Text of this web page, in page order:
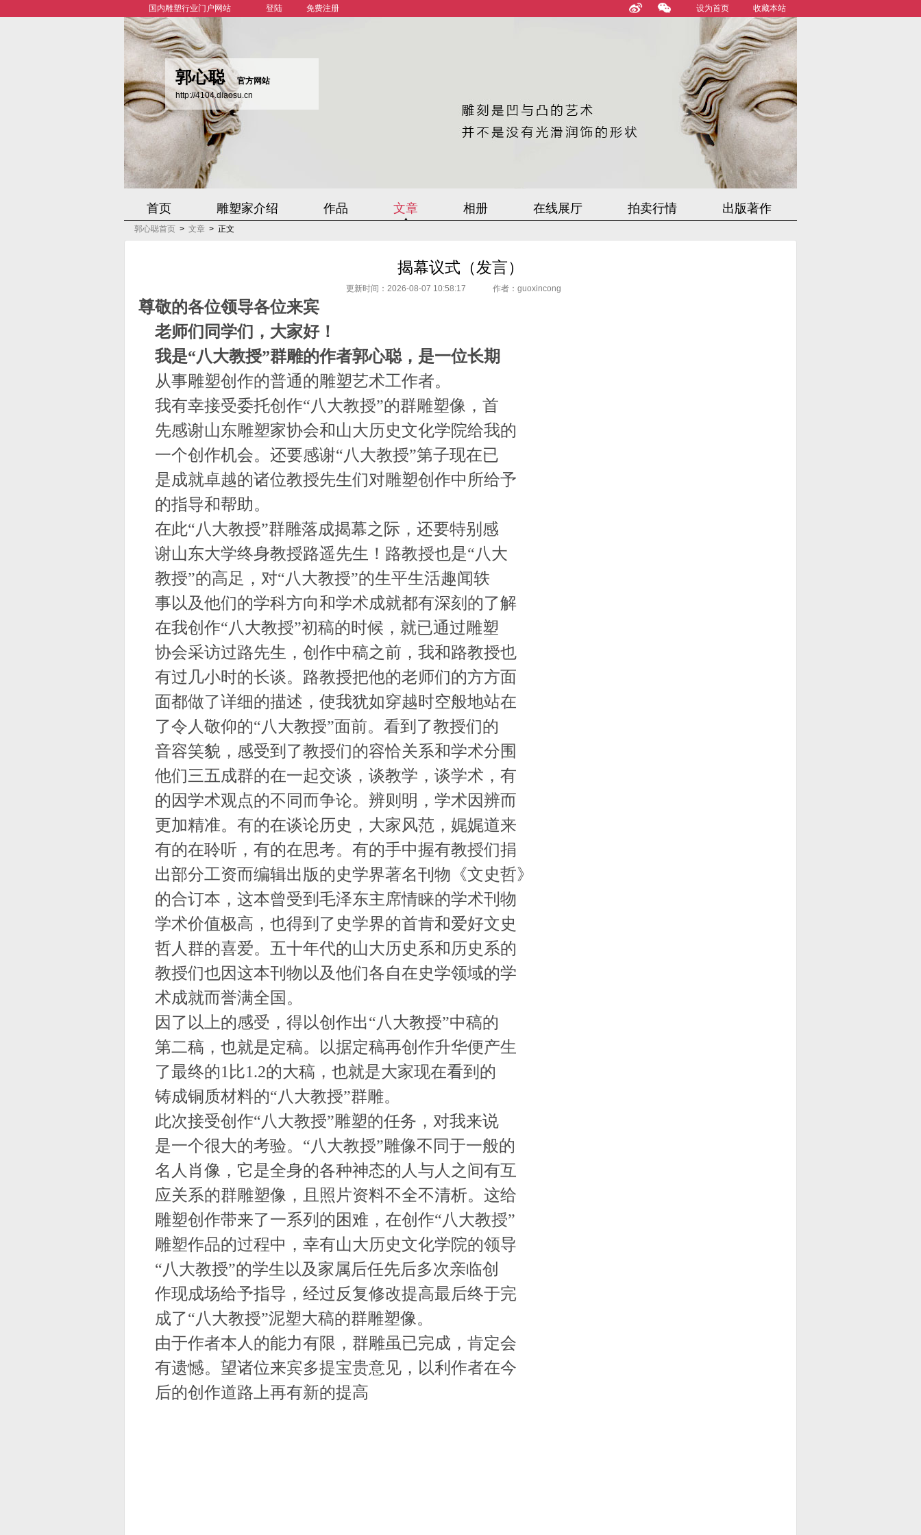
国内雕塑行业门户网站 登陆 免费注册 设为首页 收藏本站
郭心聪
官方网站
http://4104.diaosu.cn
首页 雕塑家介绍 作品 文章 相册 在线展厅 拍卖行情 出版著作
郭心聪首页 > 文章 > 正文
揭幕议式（发言）
更新时间：2026-08-07 10:58:17 作者：guoxincong
尊敬的各位领导各位来宾
老师们同学们，大家好！
我是“八大教授”群雕的作者郭心聪，是一位长期
从事雕塑创作的普通的雕塑艺术工作者。
我有幸接受委托创作“八大教授”的群雕塑像，首
先感谢山东雕塑家协会和山大历史文化学院给我的
一个创作机会。还要感谢“八大教授”第子现在已
是成就卓越的诸位教授先生们对雕塑创作中所给予
的指导和帮助。
在此“八大教授”群雕落成揭幕之际，还要特别感
谢山东大学终身教授路遥先生！路教授也是“八大
教授”的高足，对“八大教授”的生平生活趣闻轶
事以及他们的学科方向和学术成就都有深刻的了解
在我创作“八大教授”初稿的时候，就已通过雕塑
协会采访过路先生，创作中稿之前，我和路教授也
有过几小时的长谈。路教授把他的老师们的方方面
面都做了详细的描述，使我犹如穿越时空般地站在
了令人敬仰的“八大教授”面前。看到了教授们的
音容笑貌，感受到了教授们的容恰关系和学术分围
他们三五成群的在一起交谈，谈教学，谈学术，有
的因学术观点的不同而争论。辨则明，学术因辨而
更加精准。有的在谈论历史，大家风范，娓娓道来
有的在聆听，有的在思考。有的手中握有教授们捐
出部分工资而编辑出版的史学界著名刊物《文史哲》
的合订本，这本曾受到毛泽东主席情睐的学术刊物
学术价值极高，也得到了史学界的首肯和爱好文史
哲人群的喜爱。五十年代的山大历史系和历史系的
教授们也因这本刊物以及他们各自在史学领域的学
术成就而誉满全国。
因了以上的感受，得以创作出“八大教授”中稿的
第二稿，也就是定稿。以据定稿再创作升华便产生
了最终的1 比1.2的大稿，也就是大家现在看到的
铸成铜质材料的“八大教授”群雕。
此次接受创作“八大教授”雕塑的任务，对我来说
是一个很大的考验。“八大教授”雕像不同于一般的
名人肖像，它是全身的各种神态的人与人之间有互
应关系的群雕塑像，且照片资料不全不清析。这给
雕塑创作带来了一系列的困难，在创作“八大教授”
雕塑作品的过程中，幸有山大历史文化学院的领导
“八大教授”的学生以及家属后任先后多次亲临创
作现成场给予指导，经过反复修改提高最后终于完
成了“八大教授”泥塑大稿的群雕塑像。
由于作者本人的能力有限，群雕虽已完成，肯定会
有遗憾。望诸位来宾多提宝贵意见，以利作者在今
后的创作道路上再有新的提高